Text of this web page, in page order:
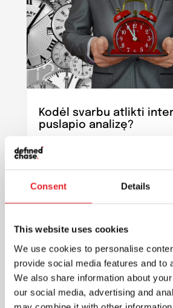
Consent Details
This website uses cookies
We use cookies to personalise
provide social media features and to
We also share information about
our social media, advertising and
Kodėl svarbu atlikti
puslapio analizę?
Rinkodara
pateikti daug naudingos